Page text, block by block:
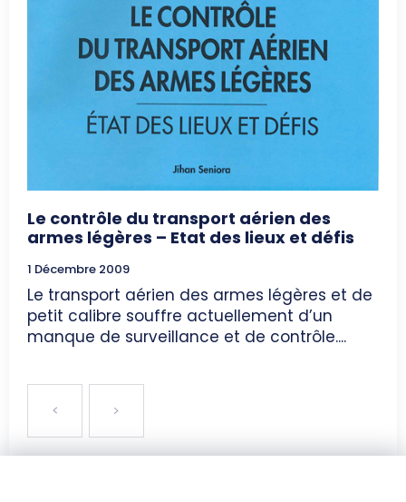
Le contrôle du transport aérien des
armes légères – Etat des lieux et défis
1 Décembre 2009
Le transport aérien des armes légères et de
petit calibre souffre actuellement d’un
manque de surveillance et de contrôle....